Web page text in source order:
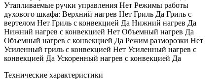
Утапливаемые ручки управления Нет Режимы работы
духового шкафа: Верхний нагрев Нет Гриль Да Гриль с
вертелом Нет Гриль с конвекцией Да Нижний нагрев Да
Нижний нагрев с конвекцией Нет Объемный нагрев Да
Объемный нагрев с конвекцией Да Режим разморозки Нет
Усиленный гриль с конвекцией Нет Усиленный нагрев с
конвекцией Да Ускоренный нагрев с конвекцией Да
Технические характеристики